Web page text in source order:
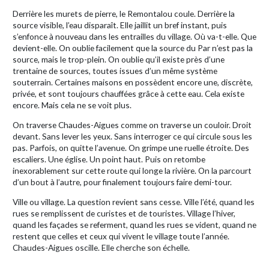
Derrière les murets de pierre, le Remontalou coule. Derrière la
source visible, l’eau disparaît. Elle jaillit un bref instant, puis
s’enfonce à nouveau dans les entrailles du village. Où va-t-elle. Que
devient-elle. On oublie facilement que la source du Par n’est pas la
source, mais le trop-plein. On oublie qu’il existe près d’une
trentaine de sources, toutes issues d’un même système
souterrain. Certaines maisons en possèdent encore une, discrète,
privée, et sont toujours chauffées grâce à cette eau. Cela existe
encore. Mais cela ne se voit plus.
On traverse Chaudes-Aigues comme on traverse un couloir. Droit
devant. Sans lever les yeux. Sans interroger ce qui circule sous les
pas. Parfois, on quitte l’avenue. On grimpe une ruelle étroite. Des
escaliers. Une église. Un point haut. Puis on retombe
inexorablement sur cette route qui longe la rivière. On la parcourt
d’un bout à l’autre, pour finalement toujours faire demi-tour.
Ville ou village. La question revient sans cesse. Ville l’été, quand les
rues se remplissent de curistes et de touristes. Village l’hiver,
quand les façades se referment, quand les rues se vident, quand ne
restent que celles et ceux qui vivent le village toute l’année.
Chaudes-Aigues oscille. Elle cherche son échelle.